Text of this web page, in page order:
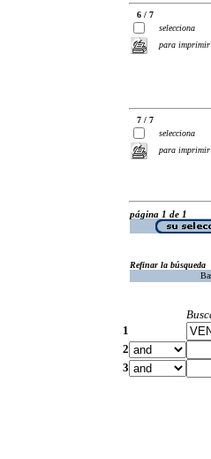
6 / 7
selecciona
para imprimir
7 / 7
selecciona
para imprimir
página 1 de 1
Refinar la búsqueda
1
2
3